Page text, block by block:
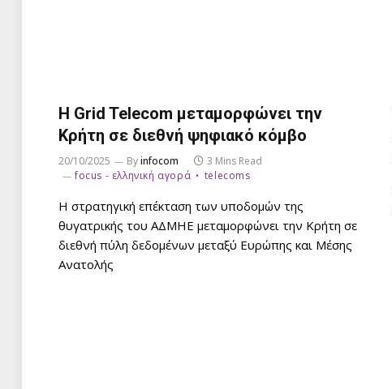
Η Grid Telecom μεταμορφώνει την
Κρήτη σε διεθνή ψηφιακό κόμβο
20/10/2025 Byinfocom
3 Mins Read
focus - ελληνική αγορά
telecoms
Η στρατηγική επέκταση των υποδομών της
θυγατρικής του ΑΔΜΗΕ μεταμορφώνει την Κρήτη σε
διεθνή πύλη δεδομένων μεταξύ Ευρώπης και Μέσης
Ανατολής